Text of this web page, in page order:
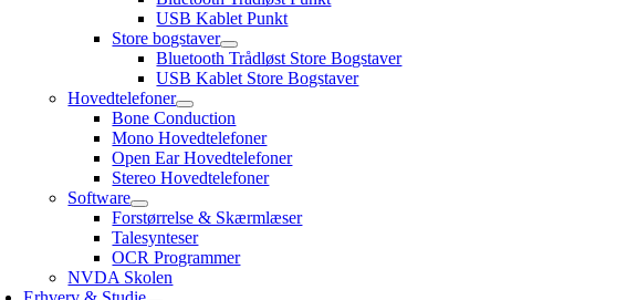
USB Kablet Punkt
Store bogstaver
Bluetooth Trådløst Store Bogstaver
USB Kablet Store Bogstaver
Hovedtelefoner
Bone Conduction
Mono Hovedtelefoner
Open Ear Hovedtelefoner
Stereo Hovedtelefoner
Software
Forstørrelse & Skærmlæser
Talesynteser
OCR Programmer
NVDA Skolen